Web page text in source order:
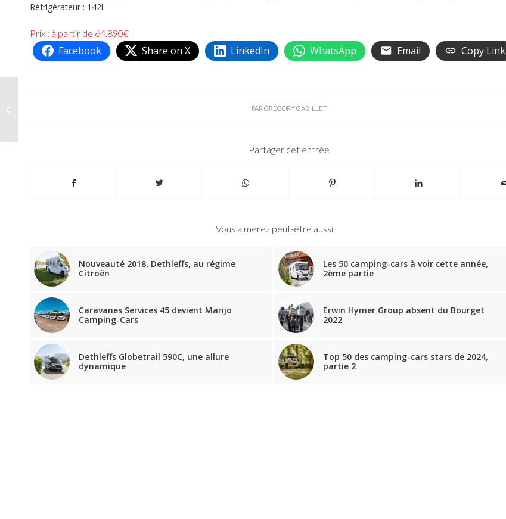
Réfrigérateur : 142l
Prix : à partir de 64.890€
Facebook Share on X LinkedIn WhatsApp Email Copy Link
PAR GRÉGORY GABILLET
Partager cet entrée
Vous aimerez peut-être aussi
Nouveauté 2018, Dethleffs, au régime
Citroën
Les 50 camping-cars à voir cette année,
2ème partie
Caravanes Services 45 devient Marijo
Camping-Cars
Erwin Hymer Group absent du Bourget
2022
Dethleffs Globetrail 590C, une allure
dynamique
Top 50 des camping-cars stars de 2024,
partie 2